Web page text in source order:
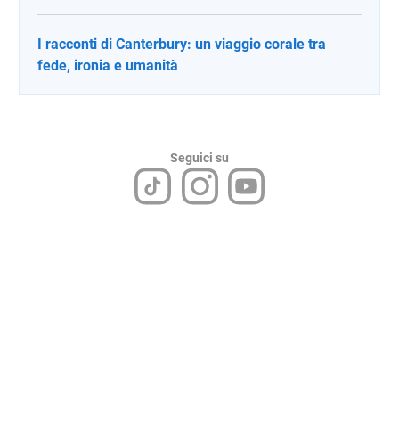
I racconti di Canterbury: un viaggio corale tra
fede, ironia e umanità
Seguici su